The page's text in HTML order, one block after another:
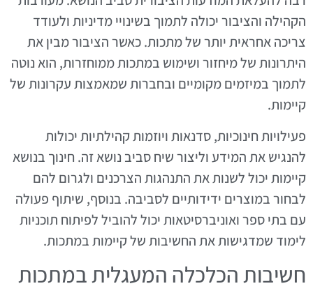
הקהילה והציבור יכולה לתמוך בשינויי מדיניות ולעודד
צריכה אחראית יותר של מתכות. כאשר הציבור מבין את
היתרונות של מיחזור ושימוש במתכות ממוחזרות, הוא נוטה
לתמוך במיזמים מקומיים ובחברות שמאמצות עקרונות של
קיימות.
פעילויות חינוכיות, סדנאות ויוזמות קהילתיות יכולות
להנגיש את המידע וליצור שיח סביב נושא זה. חינוך בנושא
קיימות יכול לשנות את התנהגות הצרכנים ולגרום להם
לבחור במוצרים ידידותיים לסביבה. בנוסף, שיתוף פעולה
עם בתי ספר ואוניברסיטאות יכול להוביל לפיתוח תוכניות
לימוד שמדגישות את החשיבות של קיימות במתכות.
חשיבות הכלכלה המעגלית במתכות